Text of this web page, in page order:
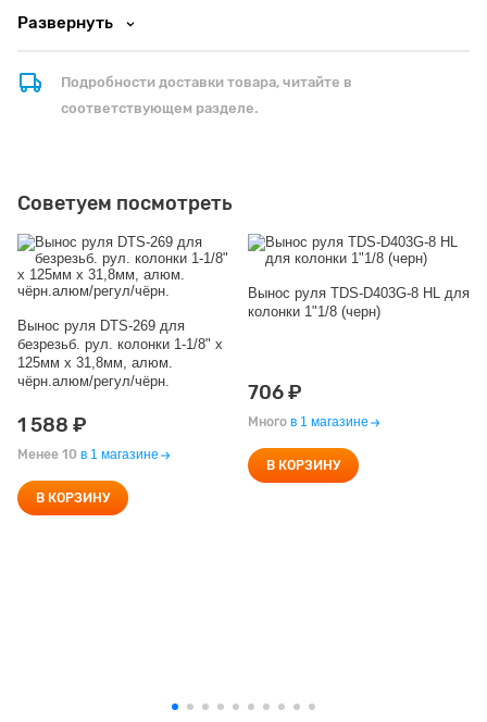
Развернуть
Подробности доставки товара, читайте в
соответствующем разделе.
Советуем посмотреть
Вынос руля DTS-269 для
безрезьб. рул. колонки 1-1/8" х
125мм х 31,8мм, алюм.
чёрн.алюм/регул/чёрн.
1 588 ₽
Менее 10 в 1 магазине
В КОРЗИНУ
Вынос руля TDS-D403G-8 HL для
колонки 1"1/8 (черн)
706₽
Много в 1 магазине
В КОРЗИНУ